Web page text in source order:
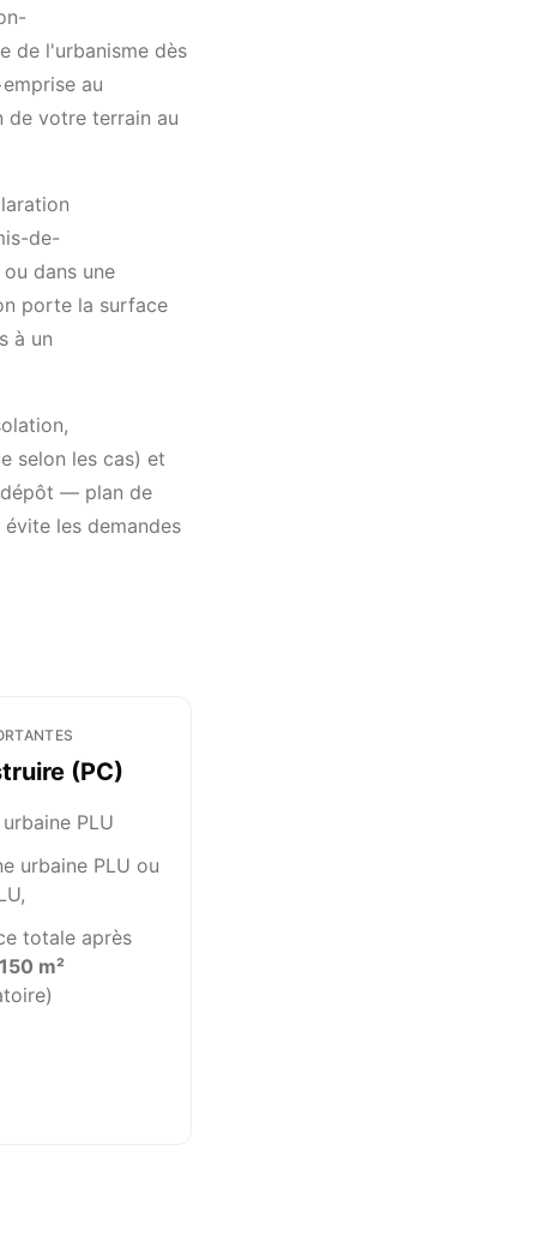
de l'urbanisme dès
au
de votre terrain au
de-
dans une
porte la surface
à un
selon les cas) et
dépôt — plan de
les demandes
(PC)
PLU
urbaine PLU ou
totale après
150 m²